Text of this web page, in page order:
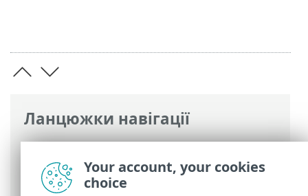
Ланцюжки навігації
Інтерактивна довідка ESET>ESET Mail
Security >Інсталяція / Оновлення>
Оновлення до останньої версії
Your account, your cookies
choice